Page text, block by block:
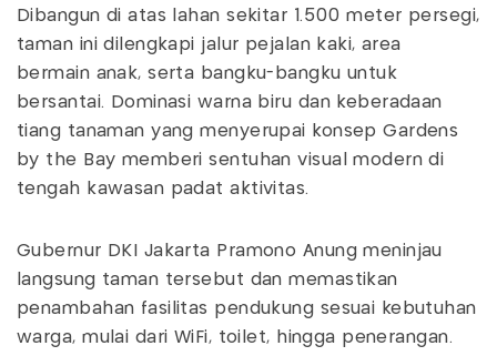
Dibangun di atas lahan sekitar 1.500 meter persegi,
taman ini dilengkapi jalur pejalan kaki, area
bermain anak, serta bangku-bangku untuk
bersantai. Dominasi warna biru dan keberadaan
tiang tanaman yang menyerupai konsep Gardens
by the Bay memberi sentuhan visual modern di
tengah kawasan padat aktivitas.
Gubernur DKI Jakarta Pramono Anung meninjau
langsung taman tersebut dan memastikan
penambahan fasilitas pendukung sesuai kebutuhan
warga, mulai dari WiFi, toilet, hingga penerangan.